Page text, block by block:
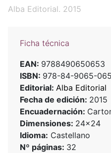
Alba Editorial. 2015
Ficha técnica
EAN: 9788490650653
ISBN: 978-84-9065-
Editorial: Alba Editorial
Fecha de edición: 2015
Encuadernación:
Dimensiones: 24x24
Idioma: Castellano
Nº páginas: 32